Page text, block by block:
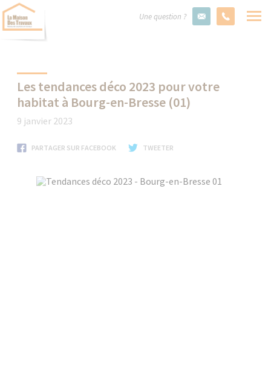
Une question ?
Les tendances déco 2023 pour votre
habitat à Bourg-en-Bresse (01)
9 janvier 2023
PARTAGER SUR FACEBOOK TWEETER